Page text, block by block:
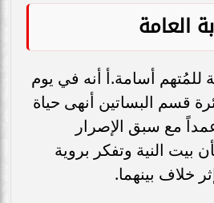
العامة
للمُتهم أسامة.أ أنه في يوم
2022 بدائرة قسم ‏البساتين ‏أنهى ‏حياة
مع ‏سبق الإصرار
‏بيت النية ‏وتفكر بروية
خلاف بينهما.